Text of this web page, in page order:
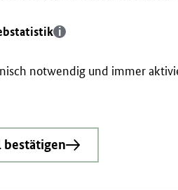
notwendig und immer
bestätigen